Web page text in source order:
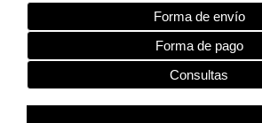
Forma de envío
Forma de pago
Consultas